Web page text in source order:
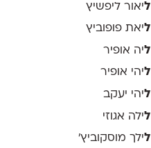
ליאור ליפשיץ
ליאת פופוביץ
ליה אופיר
ליהי אופיר
ליהי יעקב
לילה אגוזי
לילך מוסקוביץ'